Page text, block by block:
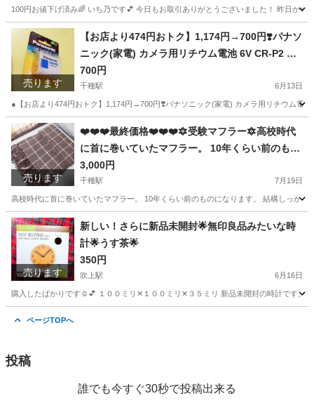
100円お値下げ済み🌈 いち乃です💕 今日もお取引ありがとうございました！ 昨日か
愛知 名古屋市 千種駅 インテリア雑貨/小物 専門
売ります
【お店より474円おトク】1,174円→700円❣️パナソ
ニック(家電) カメラ用リチウム電池 6V CR-P2 CR
-P2W ds-1710548
700円
千種駅 6月13日
●【お店より474円おトク】1,174円→700円❣️パナソニック(家電) カメラ用リチウム電
愛知 名古屋市 千種駅 生活家電 愛知 名古屋市
千種駅 生活家電 リチウム電池
売ります
❤️❤️❤️最終価格❤️❤️❤️🔯受験マフラー🔯高校時代
に首に巻いていたマフラー。 10年くらい前のもの
になります。 結構しっかりしたマフラー。 少し高
3,000円
千種駅 7月19日
高校時代に首に巻いていたマフラー。 10年くらい前のものになります。 結
愛知 名古屋市 千種駅 小物 場所
売ります
新しい！さらに新品未開封🌟無印良品みたいな時
計🌟うす茶🌟
350円
吹上駅 6月16日
購入したばかりです☺️💕 １００ミリ✕１００ミリ✕３５ミリ 新品未開封の時計です。
ページTOPへ
投稿
誰でも今すぐ30秒で投稿出来る